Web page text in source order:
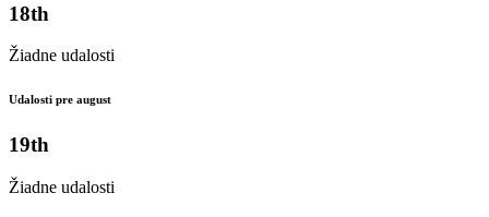
18th
Žiadne udalosti
Udalosti pre august
19th
Žiadne udalosti